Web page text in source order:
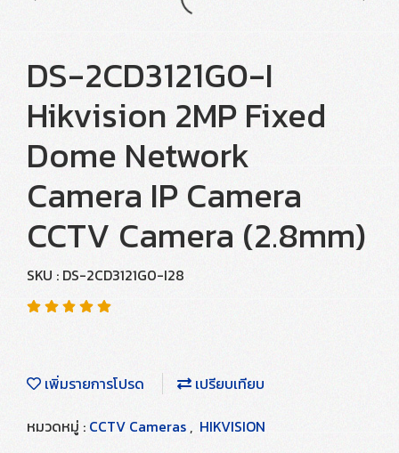
DS-2CD3121G0-I
Hikvision 2MP Fixed
Dome Network
Camera IP Camera
CCTV Camera (2.8mm)
SKU : DS-2CD3121G0-I28
เพิ่มรายการโปรด
เปรียบเทียบ
หมวดหมู่ : CCTV Cameras , HIKVISION